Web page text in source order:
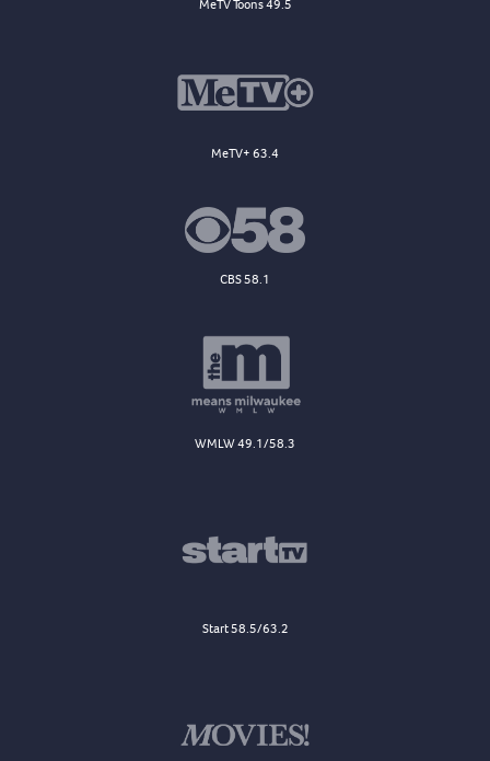
MeTV Toons 49.5
MeTV+ 63.4
CBS 58.1
WMLW 49.1/58.3
Start 58.5/63.2